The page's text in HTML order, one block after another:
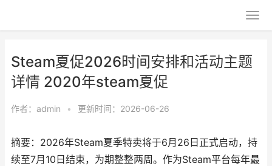
Steam夏促2026时间安排和活动主题
详情 2020年steam夏促
作者： admin • 更新时间：2026-06-26
摘要：2026年Steam夏季特卖将于6月26日正式启动，持
续至7月10日结束，为期整整两周。作为Steam平台每年最